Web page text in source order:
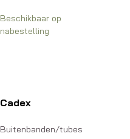
Beschikbaar op
nabestelling
Cadex
Buitenbanden/tubes